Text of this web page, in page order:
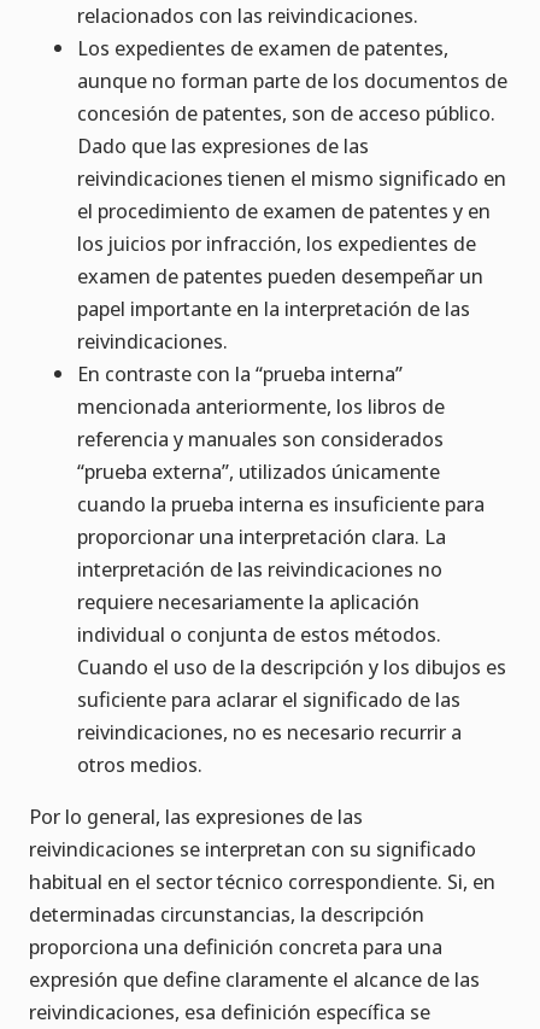
relacionados con las reivindicaciones.
Los expedientes de examen de patentes,
aunque no forman parte de los documentos de
concesión de patentes, son de acceso público.
Dado que las expresiones de las
reivindicaciones tienen el mismo significado en
el procedimiento de examen de patentes y en
los juicios por infracción, los expedientes de
examen de patentes pueden desempeñar un
papel importante en la interpretación de las
reivindicaciones.
En contraste con la “prueba interna”
mencionada anteriormente, los libros de
referencia y manuales son considerados
“prueba externa”, utilizados únicamente
cuando la prueba interna es insuficiente para
proporcionar una interpretación clara. La
interpretación de las reivindicaciones no
requiere necesariamente la aplicación
individual o conjunta de estos métodos.
Cuando el uso de la descripción y los dibujos es
suficiente para aclarar el significado de las
reivindicaciones, no es necesario recurrir a
otros medios.
Por lo general, las expresiones de las
reivindicaciones se interpretan con su significado
habitual en el sector técnico correspondiente. Si, en
determinadas circunstancias, la descripción
proporciona una definición concreta para una
expresión que define claramente el alcance de las
reivindicaciones, esa definición específica se